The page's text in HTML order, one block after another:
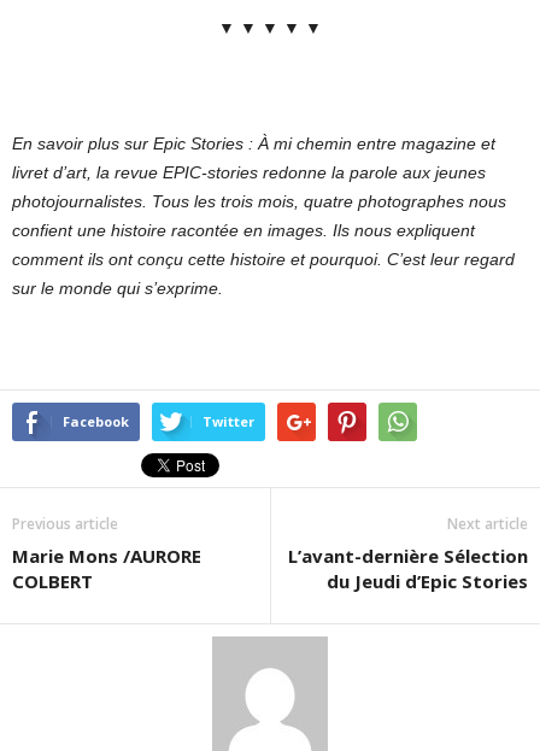
▼ ▼ ▼ ▼ ▼
En savoir plus sur Epic Stories : À mi chemin entre magazine et
livret d’art, la revue EPIC-stories redonne la parole aux jeunes
photojournalistes. Tous les trois mois, quatre photographes nous
confient une histoire racontée en images. Ils nous expliquent
comment ils ont conçu cette histoire et pourquoi. C’est leur regard
sur le monde qui s’exprime.
Facebook Twitter
Previous article
Marie Mons /AURORE
COLBERT
Next article
L’avant-dernière Sélection
du Jeudi d’Epic Stories